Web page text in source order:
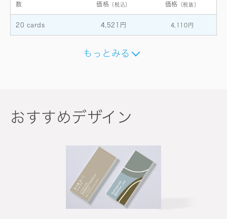
数 価格 （税込） 価格 （税抜）
20 cards 4,521円 4,110円
もっとみる
おすすめデザイン